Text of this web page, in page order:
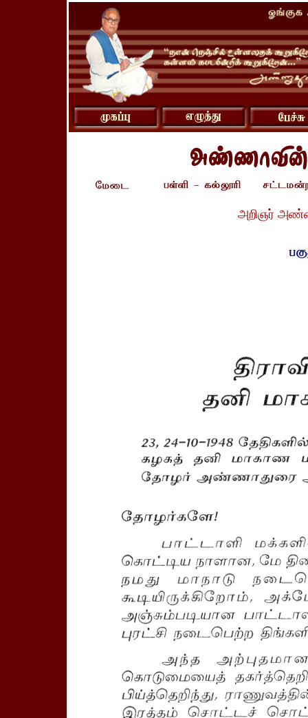
அறிஞர்